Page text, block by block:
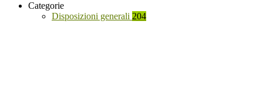
Categorie
Disposizioni generali 204